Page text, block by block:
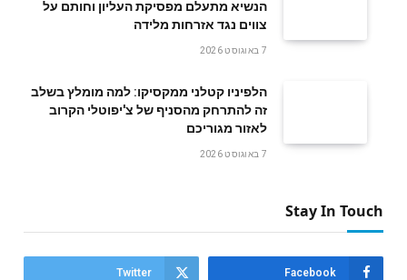
הנשיא מתעלם מפסיקת העליון וחותם על
צווים נגד אזרחות מלידה
7 באוגוסט 2026
הלפיניו קטלני ממקסיקו: למה מומלץ בשלב
זה להתרחק מהסניף של צ'יפוטלי הקרוב
לאזור מגוריכם
7 באוגוסט 2026
Stay In Touch
Facebook
Twitter